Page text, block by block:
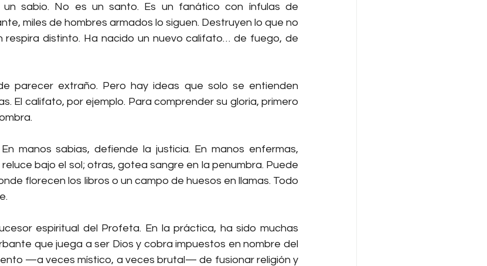
sabio. No es un santo. Es un fanático con ínfulas de
miles de hombres armados lo siguen. Destruyen lo que no
respira distinto. Ha nacido un nuevo califato… de fuego, de
parecer extraño. Pero hay ideas que solo se entienden
El califato, por ejemplo. Para comprender su gloria, primero
manos sabias, defiende la justicia. En manos enfermas,
bajo el sol; otras, gotea sangre en la penumbra. Puede
florecen los libros o un campo de huesos en llamas. Todo
espiritual del Profeta. En la práctica, ha sido muchas
que juega a ser Dios y cobra impuestos en nombre del
—a veces místico, a veces brutal— de fusionar religión y